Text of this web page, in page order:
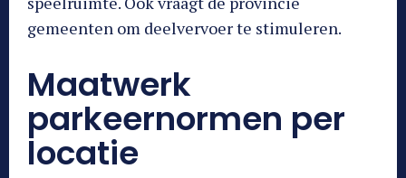
gemeenten om deelvervoer te stimuleren.
Maatwerk
parkeernormen per
locatie